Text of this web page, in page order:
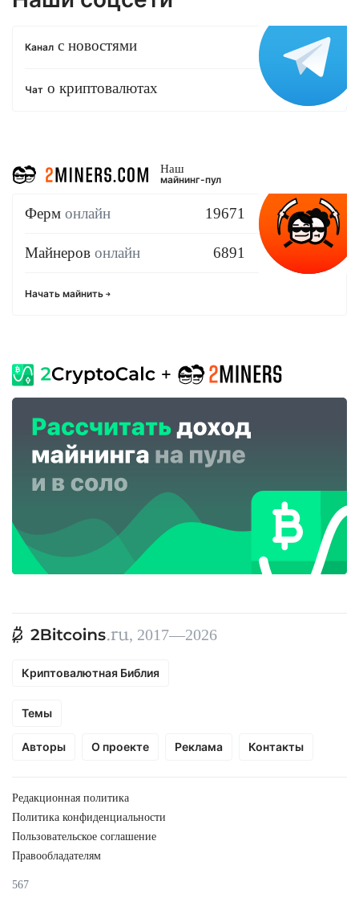
Канал с новостями
Чат о криптовалютах
Наш
майнинг-пул
Ферм онлайн 19671
Майнеров онлайн 6891
Начать майнить
, 2017—2026
Криптовалютная Библия
Темы
Авторы О проекте Реклама Контакты
Редакционная политика
Политика конфиденциальности
Пользовательское соглашение
Правообладателям
567